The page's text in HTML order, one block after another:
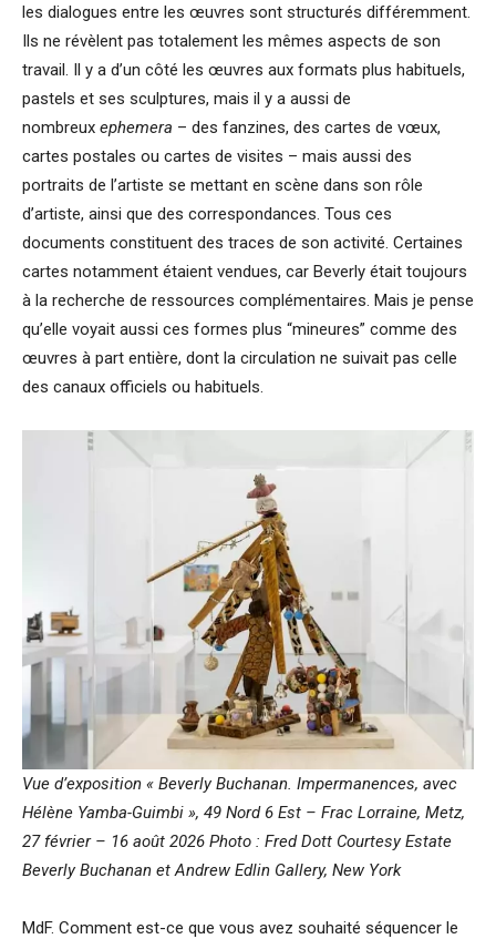
les dialogues entre les œuvres sont structurés différemment.
Ils ne révèlent pas totalement les mêmes aspects de son
travail. Il y a d’un côté les œuvres aux formats plus habituels,
pastels et ses sculptures, mais il y a aussi de
nombreux ephemera – des fanzines, des cartes de vœux,
cartes postales ou cartes de visites – mais aussi des
portraits de l’artiste se mettant en scène dans son rôle
d’artiste, ainsi que des correspondances. Tous ces
documents constituent des traces de son activité. Certaines
cartes notamment étaient vendues, car Beverly était toujours
à la recherche de ressources complémentaires. Mais je pense
qu’elle voyait aussi ces formes plus “mineures” comme des
œuvres à part entière, dont la circulation ne suivait pas celle
des canaux officiels ou habituels.
Vue d’exposition « Beverly Buchanan. Impermanences, avec
Hélène Yamba-Guimbi », 49 Nord 6 Est – Frac Lorraine, Metz,
27 février – 16 août 2026 Photo : Fred Dott Courtesy Estate
Beverly Buchanan et Andrew Edlin Gallery, New York
MdF. Comment est-ce que vous avez souhaité séquencer le